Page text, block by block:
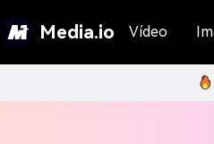
Media.io Vídeo